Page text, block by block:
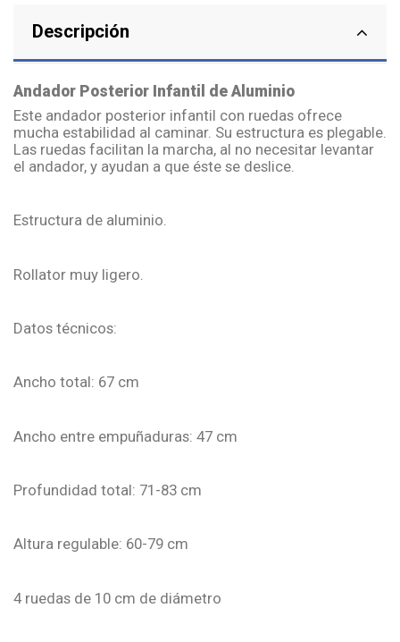
Descripción
Andador Posterior Infantil de Aluminio
Este andador posterior infantil con ruedas ofrece
mucha estabilidad al caminar. Su estructura es plegable.
Las ruedas facilitan la marcha, al no necesitar levantar
el andador, y ayudan a que éste se deslice.
Estructura de aluminio.
Rollator muy ligero.
Datos técnicos:
Ancho total: 67 cm
Ancho entre empuñaduras: 47 cm
Profundidad total: 71-83 cm
Altura regulable: 60-79 cm
4 ruedas de 10 cm de diámetro